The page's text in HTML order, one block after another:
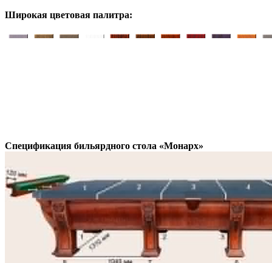
Широкая цветовая палитра:
Спецификация бильярдного стола «Монарх»